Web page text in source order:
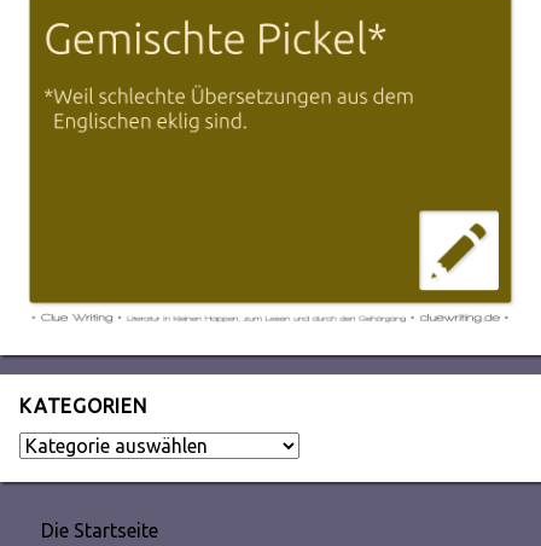
KATEGORIEN
Kategorien
Die Startseite